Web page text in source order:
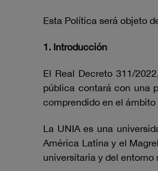
Esta Política será objeto
1. Introducción
El Real Decreto 311/
pública contará con una
comprendido en el
La UNIA es una
América Latina y el
universitaria y del